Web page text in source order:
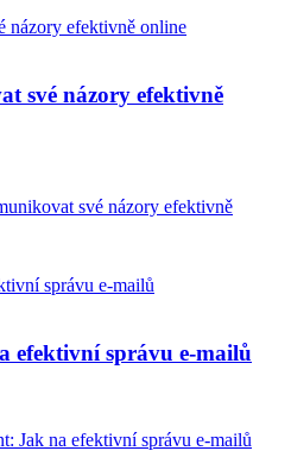
své názory efektivně
své názory efektivně
efektivní správu e-mailů
Jak na efektivní správu e-mailů